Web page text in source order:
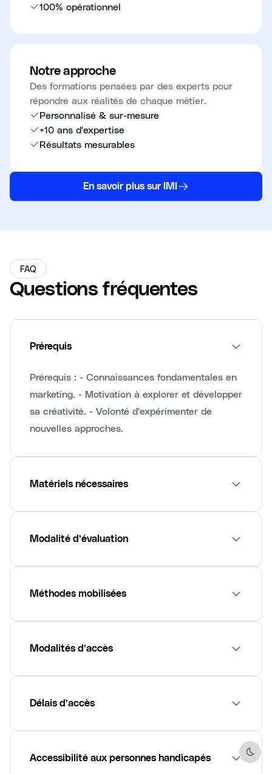
100% opérationnel
Notre approche
Des formations pensées par des experts pour
répondre aux réalités de chaque métier.
Personnalisé & sur-mesure
+10 ans d'expertise
Résultats mesurables
En savoir plus sur IMI
FAQ
Questions fréquentes
Prérequis
Prérequis : - Connaissances fondamentales en
marketing. - Motivation à explorer et développer
sa créativité. - Volonté d'expérimenter de
nouvelles approches.
Matériels nécessaires
Modalité d’évaluation
Méthodes mobilisées
Modalités d’accès
Délais d’accès
Accessibilité aux personnes handicapés Dark